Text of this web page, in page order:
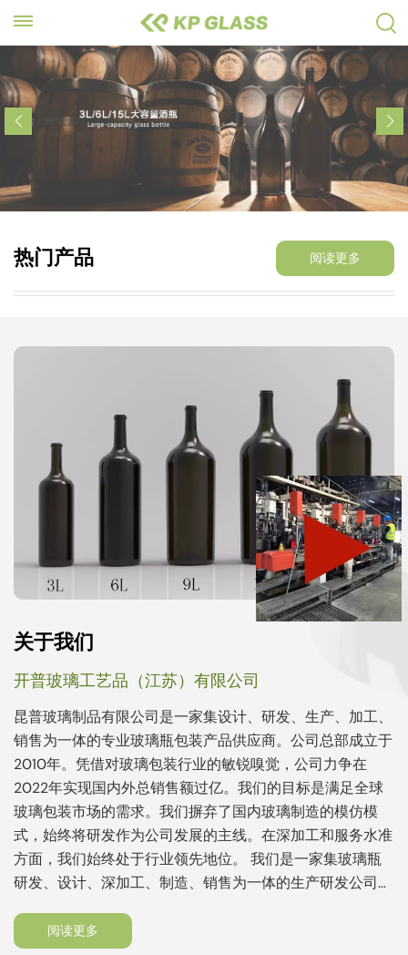
热门产品 阅读更多
关于我们
开普玻璃工艺品（江苏）有限公司
昆普玻璃制品有限公司是一家集设计、研发、生产、加工、
销售为一体的专业玻璃瓶包装产品供应商。公司总部成立于
2010年。凭借对玻璃包装行业的敏锐嗅觉，公司力争在
2022年实现国内外总销售额过亿。我们的目标是满足全球
玻璃包装市场的需求。我们摒弃了国内玻璃制造的模仿模
式，始终将研发作为公司发展的主线。在深加工和服务水准
方面，我们始终处于行业领先地位。 我们是一家集玻璃瓶
研发、设计、深加工、制造、销售为一体的生产研发公司，
设计研发技术人员50人，生产人员60人。总部位于河北秦
阅读更多